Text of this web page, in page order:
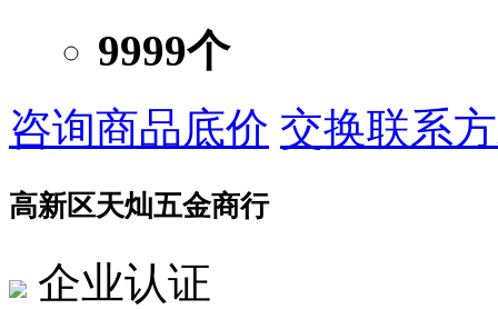
9999个
咨询商品底价 交换联系
高新区天灿五金商行
企业认证